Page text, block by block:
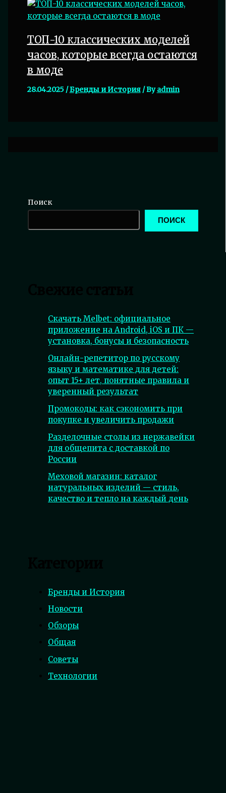
ТОП-10 классических моделей
часов, которые всегда остаются
в моде
28.04.2025 /Бренды и История/ Byadmin
Поиск
ПОИСК
Скачать Melbet: официальное
приложение на Android, iOS и ПК —
установка, бонусы и безопасность
Онлайн-репетитор по русскому
языку и математике для детей:
опыт 15+ лет, понятные правила и
уверенный результат
Промокоды: как сэкономить при
покупке и увеличить продажи
Разделочные столы из нержавейки
для общепита с доставкой по
России
Меховой магазин: каталог
натуральных изделий — стиль,
качество и тепло на каждый день
Бренды и История
Новости
Обзоры
Общая
Советы
Технологии